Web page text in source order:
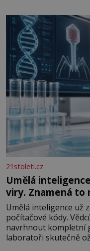
Antikythéry je dnes
analogový počítač na
letech výzkumu
21stoleti.cz
Umělá
viry. Znamená to
Umělá inteligence už
počítačové kódy.
navrhnout kompletní
laboratoři skutečně